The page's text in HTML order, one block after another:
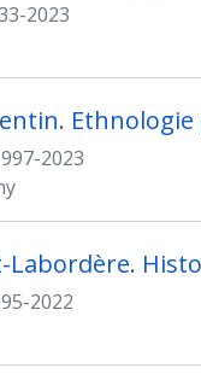
2023
2023
2022